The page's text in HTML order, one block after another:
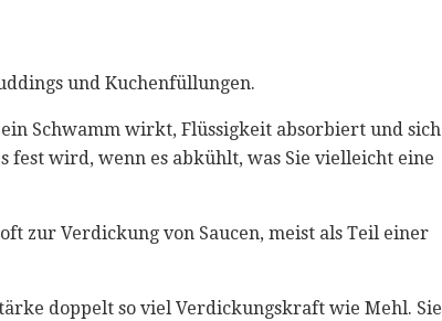
und Kuchenfüllungen.
Schwamm wirkt, Flüssigkeit absorbiert und sich
fest wird, wenn es abkühlt, was Sie vielleicht eine
zur Verdickung von Saucen, meist als Teil einer
doppelt so viel Verdickungskraft wie Mehl. Sie